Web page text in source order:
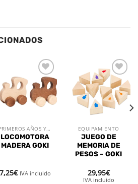
Añadir
a la
lista de
deseos
LOCOMOTORA
MADERA GOKI
7,25€ IVA incluido
Añadir
a la
lista de
deseos
EQUIPAMIENTO
JUEGO DE
MEMORIA DE
PESOS – GOKI
29,95€
IVA incluido